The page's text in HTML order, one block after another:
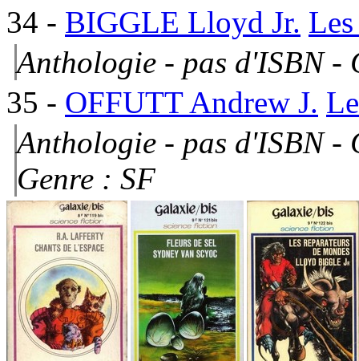
34 - BIGGLE Lloyd Jr.
Anthologie - pas d'ISBN -
35 - OFFUTT Andrew J.
Anthologie - pas d'ISBN -
Genre : SF